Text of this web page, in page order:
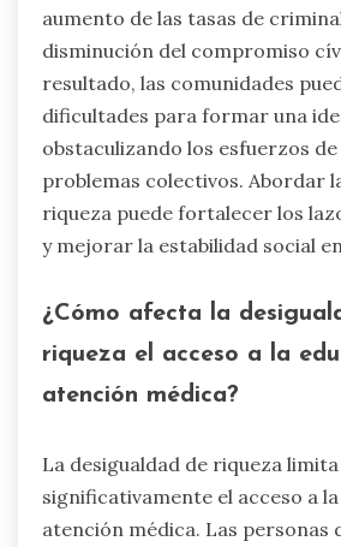
aumento de las tasas de
disminución del compromiso
resultado, las comunidades
dificultades para formar una
obstaculizando los esfuerzos
problemas colectivos. Abordar
riqueza puede fortalecer los
y mejorar la estabilidad social
¿Cómo afecta la
riqueza el acceso a la
atención médica?
La desigualdad de riqueza limita
significativamente el acceso a
atención médica. Las personas